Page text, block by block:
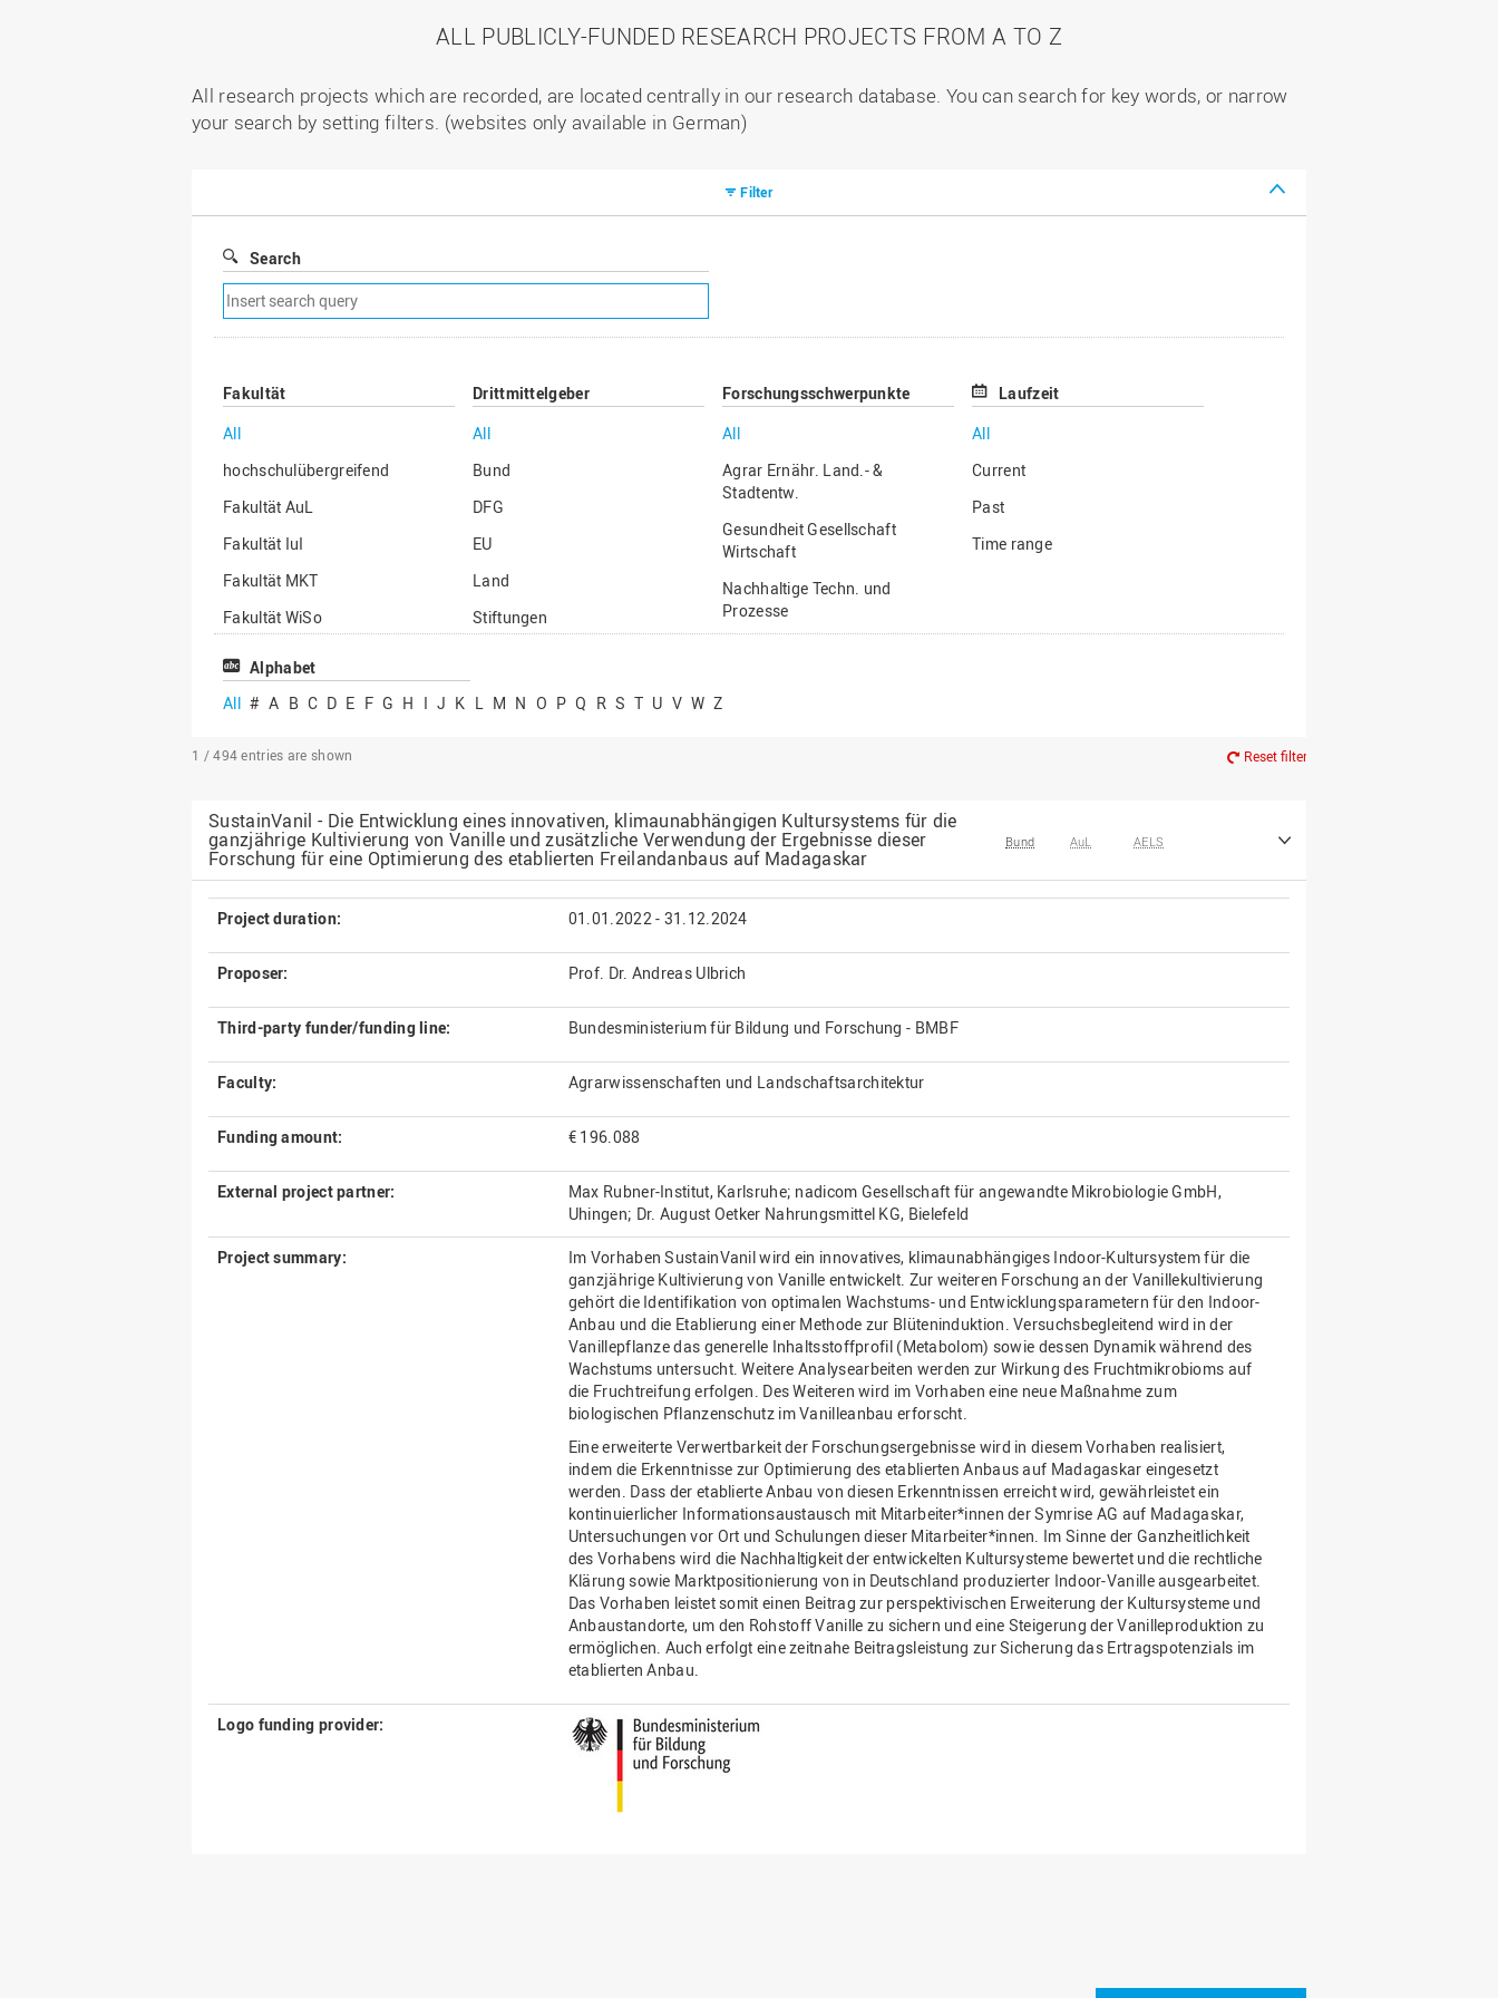
ALL PUBLICLY-FUNDED RESEARCH PROJECTS FROM A TO Z
All research projects which are recorded, are located centrally in our research database. You can search for key words, or narrow
your search by setting filters. (websites only available in German)
Filter
Search
Remove
search
filter
Fakultät
All
hochschulübergreifend
Fakultät AuL
Fakultät IuI
Fakultät MKT
Fakultät WiSo
Institut für Musik
Drittmittelgeber
All
Bund
DFG
EU
Land
Stiftungen
Forschungsschwerpunkte
All
Agrar Ernähr. Land.- &
Stadtentw.
Gesundheit Gesellschaft
Wirtschaft
Nachhaltige Techn. und
Prozesse
Laufzeit
All
Current
Past
Time range
Alphabet
All # A B C D E F G H I J K L M N O P Q R S T U V W Z
1 / 494 entries are shown Reset filter
SustainVanil - Die Entwicklung eines innovativen, klimaunabhängigen Kultursystems für die
ganzjährige Kultivierung von Vanille und zusätzliche Verwendung der Ergebnisse dieser
Forschung für eine Optimierung des etablierten Freilandanbaus auf Madagaskar
Bund AuL AELS
Project duration: 01.01.2022 - 31.12.2024
Proposer: Prof. Dr. Andreas Ulbrich
Third-party funder/funding line: Bundesministerium für Bildung und Forschung - BMBF
Faculty: Agrarwissenschaften und Landschaftsarchitektur
Funding amount: € 196.088
External project partner:
Max Rubner-Institut, Karlsruhe; nadicom Gesellschaft für angewandte Mikrobiologie GmbH,
Uhingen; Dr. August Oetker Nahrungsmittel KG, Bielefeld
Project summary:
Im Vorhaben SustainVanil wird ein innovatives, klimaunabhängiges Indoor-Kultursystem für die
ganzjährige Kultivierung von Vanille entwickelt. Zur weiteren Forschung an der Vanillekultivierung
gehört die Identifikation von optimalen Wachstums- und Entwicklungsparametern für den Indoor-
Anbau und die Etablierung einer Methode zur Blüteninduktion. Versuchsbegleitend wird in der
Vanillepflanze das generelle Inhaltsstoffprofil (Metabolom) sowie dessen Dynamik während des
Wachstums untersucht. Weitere Analysearbeiten werden zur Wirkung des Fruchtmikrobioms auf
die Fruchtreifung erfolgen. Des Weiteren wird im Vorhaben eine neue Maßnahme zum
biologischen Pflanzenschutz im Vanilleanbau erforscht.
Eine erweiterte Verwertbarkeit der Forschungsergebnisse wird in diesem Vorhaben realisiert,
indem die Erkenntnisse zur Optimierung des etablierten Anbaus auf Madagaskar eingesetzt
werden. Dass der etablierte Anbau von diesen Erkenntnissen erreicht wird, gewährleistet ein
kontinuierlicher Informationsaustausch mit Mitarbeiter*innen der Symrise AG auf Madagaskar,
Untersuchungen vor Ort und Schulungen dieser Mitarbeiter*innen. Im Sinne der Ganzheitlichkeit
des Vorhabens wird die Nachhaltigkeit der entwickelten Kultursysteme bewertet und die rechtliche
Klärung sowie Marktpositionierung von in Deutschland produzierter Indoor-Vanille ausgearbeitet.
Das Vorhaben leistet somit einen Beitrag zur perspektivischen Erweiterung der Kultursysteme und
Anbaustandorte, um den Rohstoff Vanille zu sichern und eine Steigerung der Vanilleproduktion zu
ermöglichen. Auch erfolgt eine zeitnahe Beitragsleistung zur Sicherung das Ertragspotenzials im
etablierten Anbau.
Logo funding provider: